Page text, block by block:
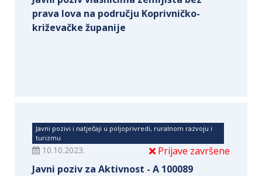
prava lova na području Koprivničko-
križevačke županije
Javni pozivi i natječaji u poljoprivredi, ruralnom razvoju i
turizmu
Prijave završene
10.10.2023.
Javni poziv za Aktivnost - A 100089